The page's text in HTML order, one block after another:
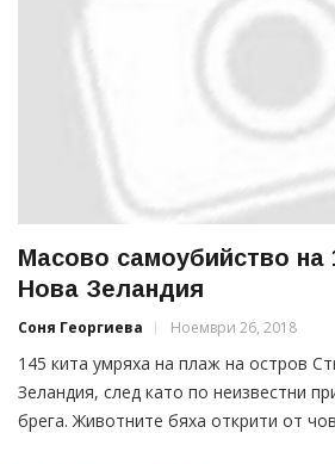
Масово самоубийство на
Нова Зеландия
Соня Георгиева Ноември 26, 2018
145 кита умряха на плаж на остров
Зеландия, след като по неизвестни
брега. Животните бяха открити от